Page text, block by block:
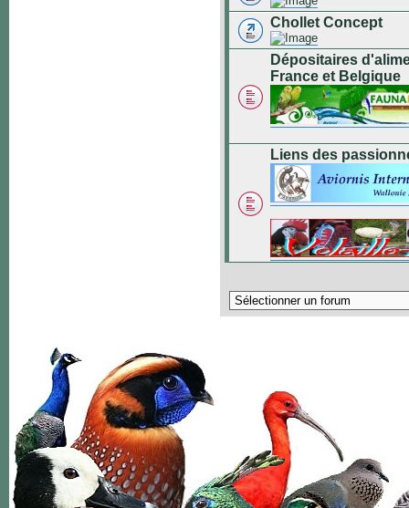
Chollet Concept
Dépositaires
France et Belgique
Liens des